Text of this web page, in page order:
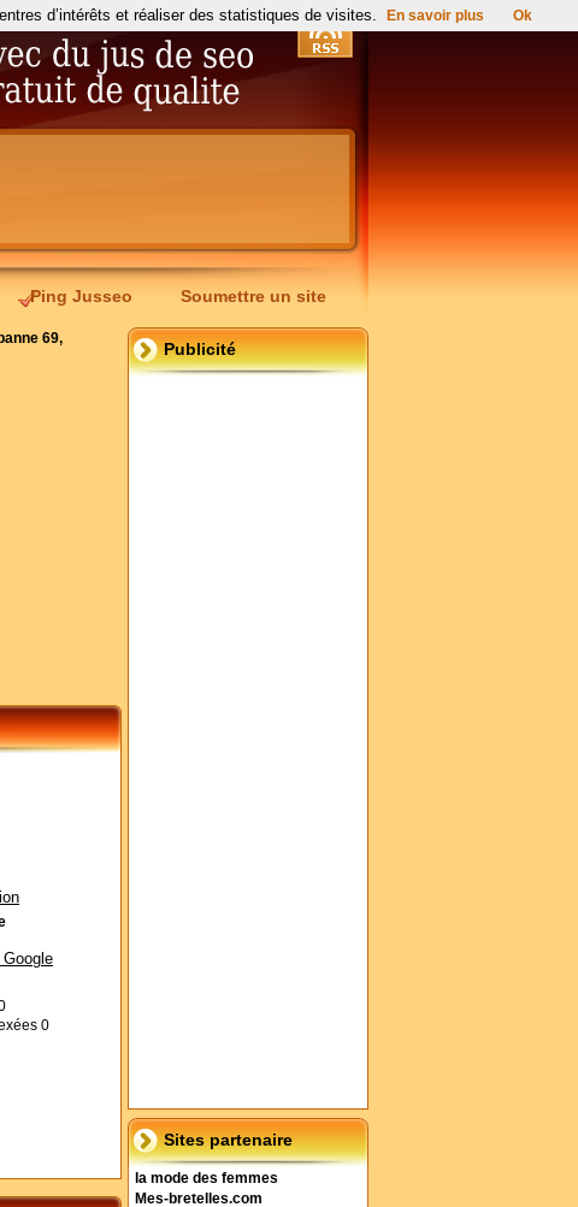
Ping Jusseo Soumettre un site
Publicité
Sites partenaire
la mode des femmes
Mes-bretelles.com
69,
Google
0
d’intérêts et réaliser des statistiques de visites. En savoir plus Ok